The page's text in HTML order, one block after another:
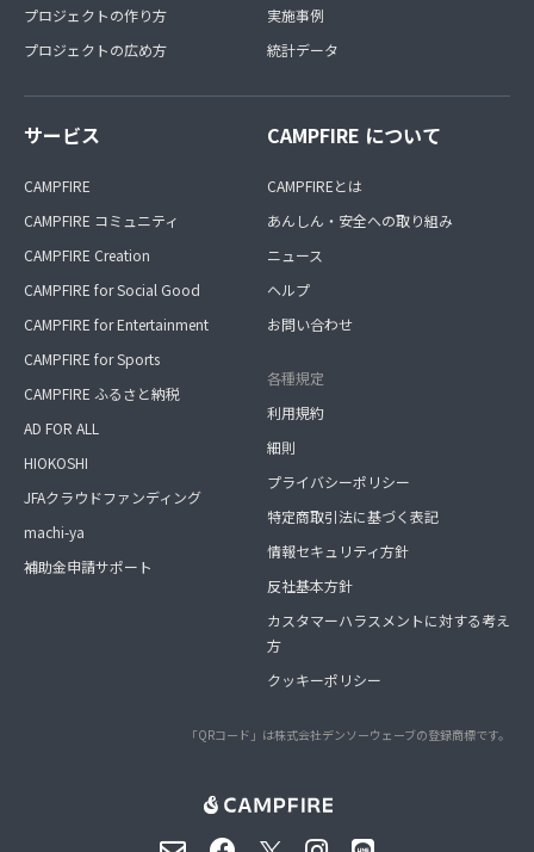
プロジェクトの作り方
プロジェクトの広め方
実施事例
統計データ
サービス
CAMPFIRE
CAMPFIRE コミュニティ
CAMPFIRE Creation
CAMPFIRE for Social Good
CAMPFIRE for Entertainment
CAMPFIRE for Sports
CAMPFIRE ふるさと納税
AD FOR ALL
HIOKOSHI
JFAクラウドファンディング
machi-ya
補助金申請サポート
CAMPFIRE について
CAMPFIREとは
あんしん・安全への取り組み
ニュース
ヘルプ
お問い合わせ
各種規定
利用規約
細則
プライバシーポリシー
特定商取引法に基づく表記
情報セキュリティ方針
反社基本方針
カスタマーハラスメントに対する考え
方
クッキーポリシー
「QRコード」は株式会社デンソーウェーブの登録商標です。